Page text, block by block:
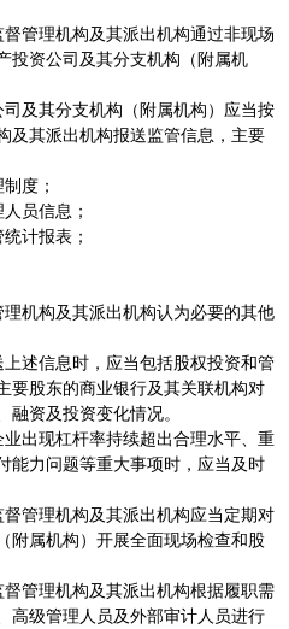
管理机构及其派出机构通过非现场
投资公司及其分支机构（附属机
及其分支机构（附属机构）应当按
及其派出机构报送监管信息，主要
度；
员信息；
计报表；
理机构及其派出机构认为必要的其他
述信息时，应当包括股权投资和管
要股东的商业银行及其关联机构对
融资及投资变化情况。
出现杠杆率持续超出合理水平、重
能力问题等重大事项时，应当及时
管理机构及其派出机构应当定期对
附属机构）开展全面现场检查和股
管理机构及其派出机构根据履职需
高级管理人员及外部审计人员进行